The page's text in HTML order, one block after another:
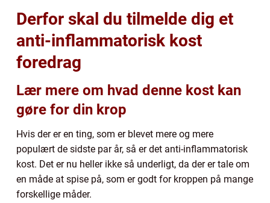
Derfor skal du tilmelde dig et
anti-inflammatorisk kost
foredrag
Lær mere om hvad denne kost kan
gøre for din krop
Hvis der er en ting, som er blevet mere og mere
populært de sidste par år, så er det anti-inflammatorisk
kost. Det er nu heller ikke så underligt, da der er tale om
en måde at spise på, som er godt for kroppen på mange
forskellige måder.